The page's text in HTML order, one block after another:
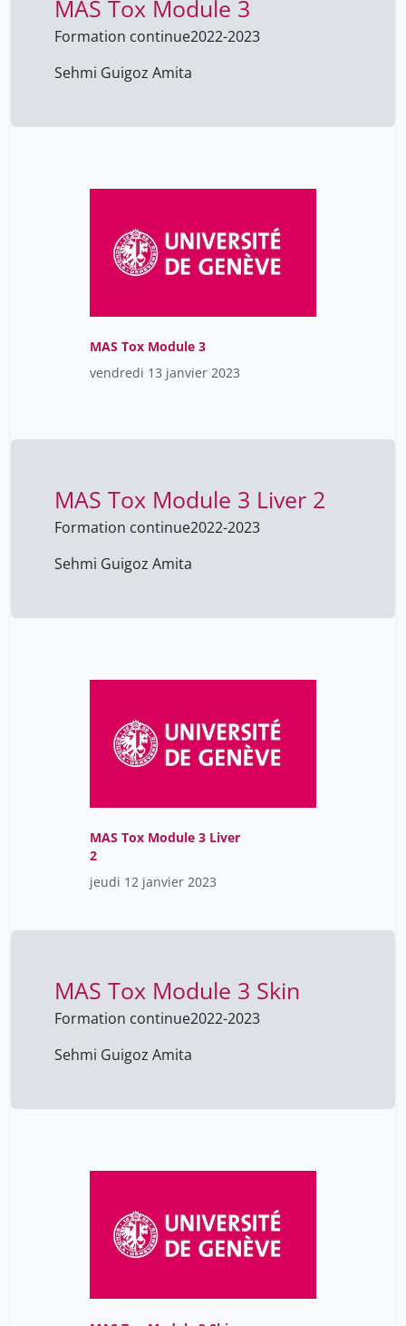
MAS Tox Module 3
Formation continue2022-2023
Sehmi Guigoz Amita
MAS Tox Module 3
vendredi 13 janvier 2023
MAS Tox Module 3 Liver 2
Formation continue2022-2023
Sehmi Guigoz Amita
MAS Tox Module 3 Liver
2
jeudi 12 janvier 2023
MAS Tox Module 3 Skin
Formation continue2022-2023
Sehmi Guigoz Amita